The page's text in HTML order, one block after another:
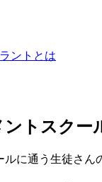
ントとは
トスクー
に通う生徒さん